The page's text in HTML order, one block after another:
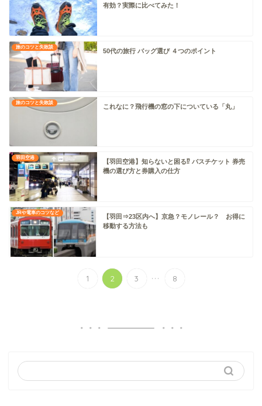
有効？実際に比べてみた！
旅のコツと失敗談
50代の旅行 バッグ選び ４つのポイント
旅のコツと失敗談
これなに？飛行機の窓の下についている「丸」
羽田空港
【羽田空港】知らないと困る⁉ バスチケット 券売
機の選び方と券購入の仕方
JRや電車のコツなど
【羽田⇒23区内へ】京急？モノレール？ お得に
移動する方法も
1 2 3 ... 8